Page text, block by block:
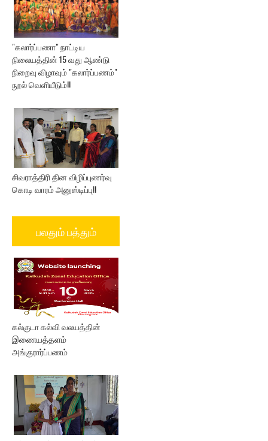
"கலார்ப்பணா" நாட்டிய
நிலையத்தின் 15 வது ஆண்டு
நிறைவு விழாவும் "கலார்ப்பணம்"
நூல் வெளியீடும்!!
சிவராத்திரி தின விழிப்புணர்வு
கொடி வாரம் அனுஸ்டிப்பு!!
பலதும் பத்தும்
கல்குடா கல்வி வலயத்தின்
இணையத்தளம்
அங்குரார்ப்பணம்